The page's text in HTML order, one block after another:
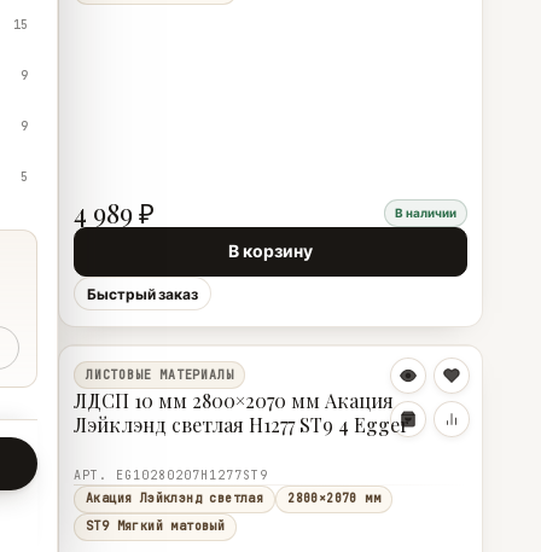
15
9
9
5
4 989 ₽ В наличии
В корзину
Быстрый заказ
ЛИСТОВЫЕ МАТЕРИАЛЫ
ЛДСП 10 мм 2800×2070 мм Акация
Лэйклэнд светлая H1277 ST9 4 Egger
АРТ. EG10280207H1277ST9
Акация Лэйклэнд светлая
2800×2070 мм
ST9 Мягкий матовый